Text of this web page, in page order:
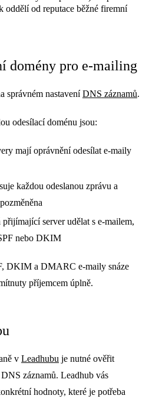
oddělí od reputace běžné firemní
domény pro e-mailing
správném nastaveníDNS záznamů.
odesílací doménu jsou:
mají oprávnění odesílat e-maily
každou odeslanou zprávu a
přijímající server udělat s e-mailem,
nebo DKIM
DKIM a DMARC e-maily snáze
příjemcem úplně.
v Leadhubu je nutné ověřit
záznamů. Leadhub vás
hodnoty, které je potřeba